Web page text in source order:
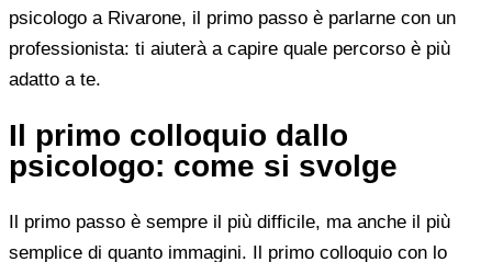
psicologo a Rivarone, il primo passo è parlarne con un
professionista: ti aiuterà a capire quale percorso è più
adatto a te.
Il primo colloquio dallo
psicologo: come si svolge
Il primo passo è sempre il più difficile, ma anche il più
semplice di quanto immagini. Il primo colloquio con lo